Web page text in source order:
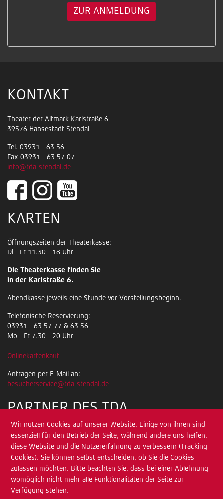
ZUR ANMELDUNG
KONTAKT
Theater der Altmark Karlstraße 6
39576 Hansestadt Stendal
Tel. 03931 - 63 56
Fax 03931 - 63 57 07
info@tda-stendal.de
KARTEN
Öffnungszeiten der Theaterkasse:
Di - Fr 11.30 - 18 Uhr
Die Theaterkasse finden Sie
in der Karlstraße 6.
Abendkasse jeweils eine Stunde vor Vorstellungsbeginn.
Telefonische Reservierung:
03931 - 63 57 77 & 63 56
Mo - Fr 7.30 - 20 Uhr
Onlinekartenkauf
Anfragen per E-Mail an:
besucherservice@tda-stendal.de
PARTNER DES TDA
Wir nutzen Cookies auf unserer Website. Einige von ihnen sind
essenziell für den Betrieb der Seite, während andere uns helfen,
diese Website und die Nutzererfahrung zu verbessern (Tracking
Cookies). Sie können selbst entscheiden, ob Sie die Cookies
zulassen möchten. Bitte beachten Sie, dass bei einer Ablehnung
womöglich nicht mehr alle Funktionalitäten der Seite zur
Verfügung stehen.